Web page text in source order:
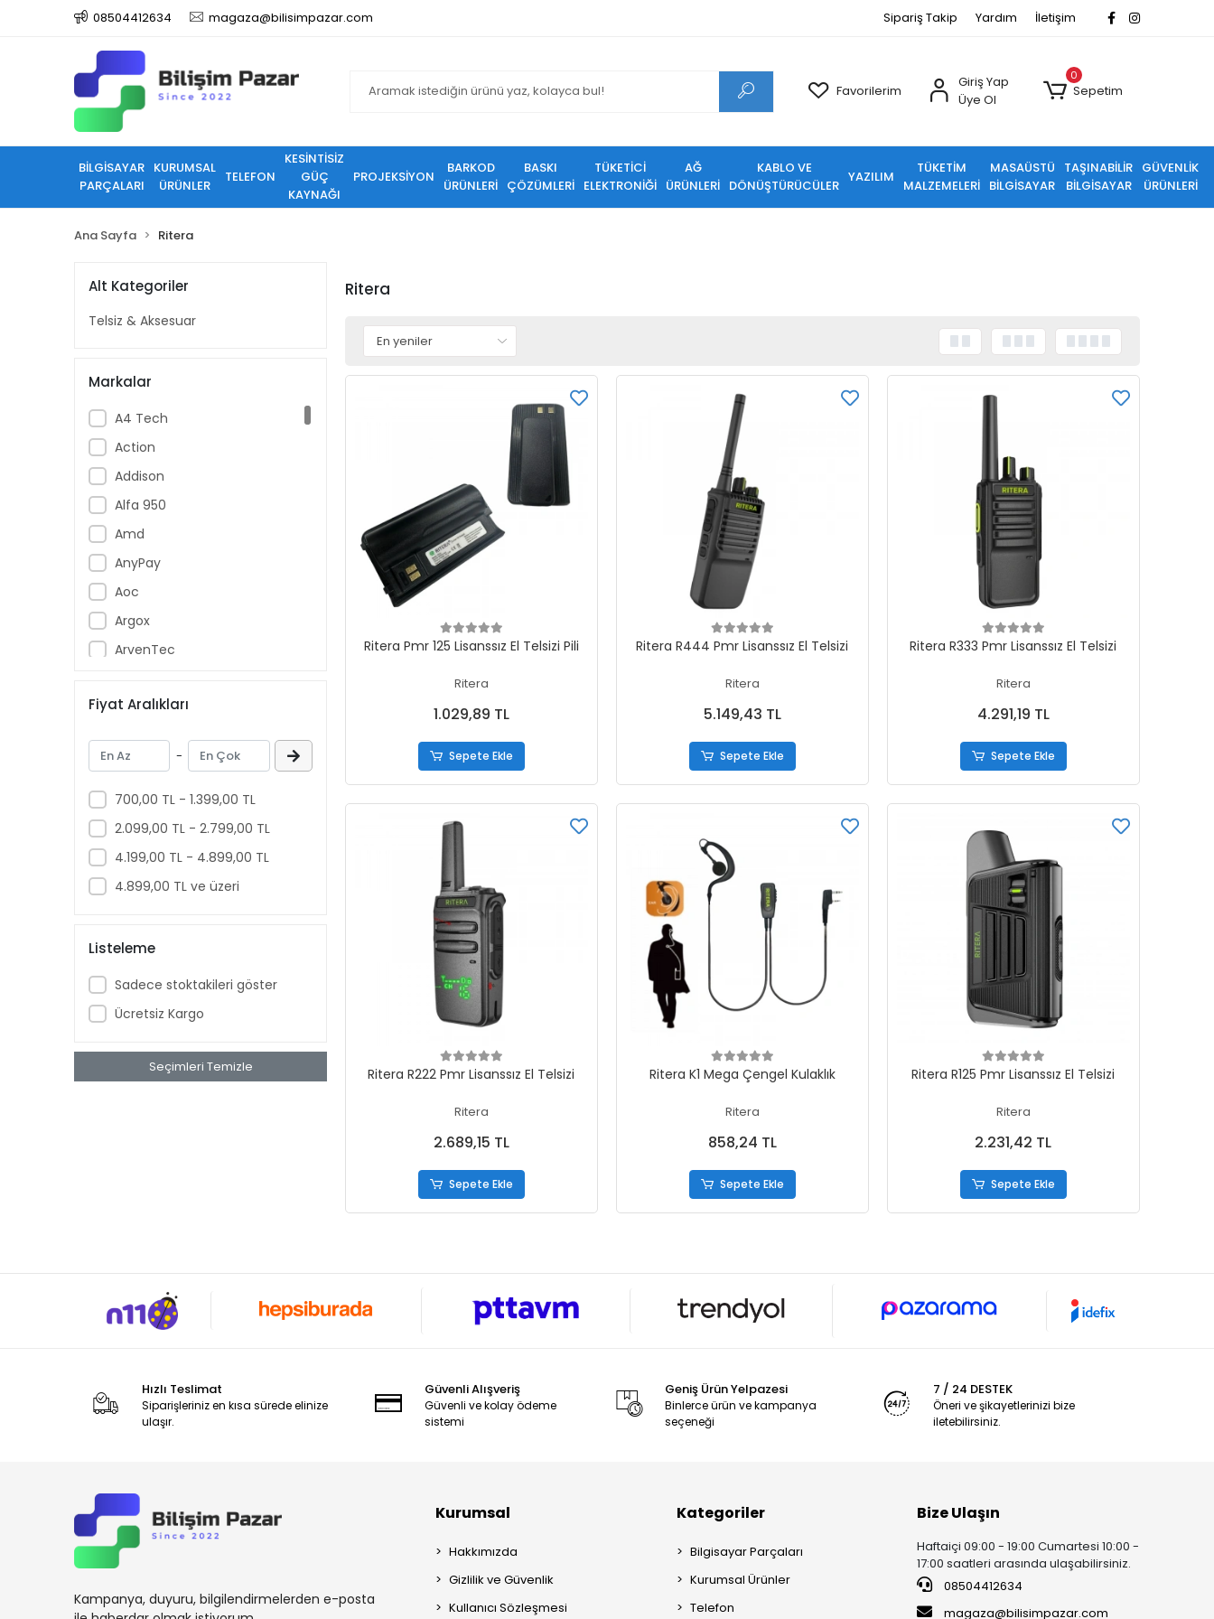
08504412634 magaza@bilisimpazar.com Sipariş Takip Yardım İletişim
Favorilerim
Giriş Yap
Üye Ol
0
Sepetim
BİLGİSAYAR
PARÇALARI
KURUMSAL
ÜRÜNLER
TELEFON
KESİNTİSİZ
GÜÇ
KAYNAĞI
PROJEKSİYON
BARKOD
ÜRÜNLERİ
BASKI
ÇÖZÜMLERİ
TÜKETİCİ
ELEKTRONİĞİ
AĞ
ÜRÜNLERİ
KABLO VE
DÖNÜŞTÜRÜCÜLER
YAZILIM
TÜKETİM
MALZEMELERİ
MASAÜSTÜ
BİLGİSAYAR
TAŞINABİLİR
BİLGİSAYAR
GÜVENLİK
ÜRÜNLERİ
Ana Sayfa Ritera
Alt Kategoriler
Telsiz & Aksesuar
Markalar
A4 Tech
Action
Addison
Alfa 950
Amd
AnyPay
Aoc
Argox
ArvenTec
Asus
ASYS
Aztech
Banknote Master
Bebird
Beko
Benq
Bluetti
Cas Terazi
Ceopos
Digi Terazi
DrBarkod.Com
Elzab
Esonic
Everest
Flaxes
FlexSolar
Fiyat Aralıkları
-
700,00 TL - 1.399,00 TL
2.099,00 TL - 2.799,00 TL
4.199,00 TL - 4.899,00 TL
4.899,00 TL ve üzeri
Listeleme
Sadece stoktakileri göster
Ücretsiz Kargo
Seçimleri Temizle
Ritera
Sepete Ekle
Ritera Pmr 125 Lisanssız El Telsizi Pili
Ritera
1.029,89 TL
Sepete Ekle
Sepete Ekle
Ritera R444 Pmr Lisanssız El Telsizi
Ritera
5.149,43 TL
Sepete Ekle
Sepete Ekle
Ritera R333 Pmr Lisanssız El Telsizi
Ritera
4.291,19 TL
Sepete Ekle
Sepete Ekle
Ritera R222 Pmr Lisanssız El Telsizi
Ritera
2.689,15 TL
Sepete Ekle
Sepete Ekle
Ritera K1 Mega Çengel Kulaklık
Ritera
858,24 TL
Sepete Ekle
Sepete Ekle
Ritera R125 Pmr Lisanssız El Telsizi
Ritera
2.231,42 TL
Sepete Ekle
Hızlı Teslimat
Siparişleriniz en kısa sürede elinize
ulaşır.
Güvenli Alışveriş
Güvenli ve kolay ödeme
sistemi
Geniş Ürün Yelpazesi
Binlerce ürün ve kampanya
seçeneği
7 / 24 DESTEK
Öneri ve şikayetlerinizi bize
iletebilirsiniz.
Kampanya, duyuru, bilgilendirmelerden e-posta
Kurumsal
Hakkımızda
Gizlilik ve Güvenlik
Kullanıcı Sözleşmesi
Kategoriler
Bilgisayar Parçaları
Kurumsal Ürünler
Telefon
Bize Ulaşın
Haftaiçi 09:00 - 19:00 Cumartesi 10:00 -
17:00 saatleri arasında ulaşabilirsiniz.
08504412634
magaza@bilisimpazar.com